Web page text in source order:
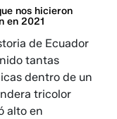
nos hicieron
en 2021
de Ecuador
tantas
dentro de un
tricolor
alto en